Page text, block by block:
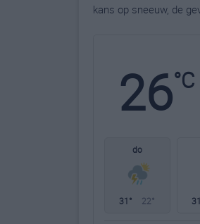
kans op sneeuw, de
26°C
do
31° 22° 31°